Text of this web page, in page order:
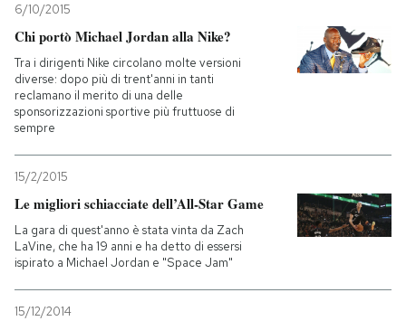
6/10/2015
Chi portò Michael Jordan alla Nike?
Tra i dirigenti Nike circolano molte versioni
diverse: dopo più di trent'anni in tanti
reclamano il merito di una delle
sponsorizzazioni sportive più fruttuose di
sempre
15/2/2015
Le migliori schiacciate dell’All-Star Game
La gara di quest'anno è stata vinta da Zach
LaVine, che ha 19 anni e ha detto di essersi
ispirato a Michael Jordan e "Space Jam"
15/12/2014